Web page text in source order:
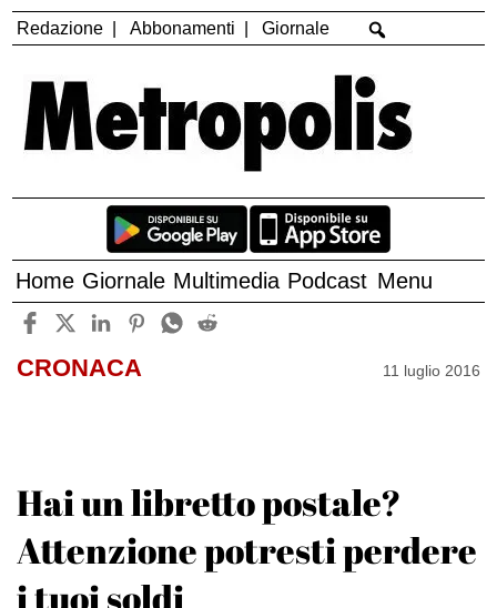
Redazione Abbonamenti Giornale
Home Giornale Multimedia Podcast Menu
CRONACA 11 luglio 2016
Hai un libretto postale?
Attenzione potresti perdere
i tuoi soldi